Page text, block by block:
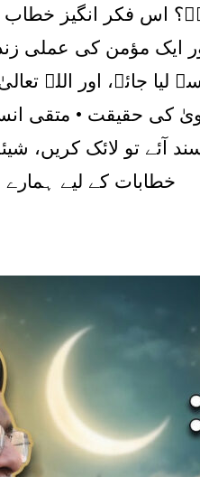
فکر انگیز خطاب
مؤمن کی عملی
جائے، اور اللہ
کی حقیقت •
آئے تو لائک کریں،
خطابات کے لیے